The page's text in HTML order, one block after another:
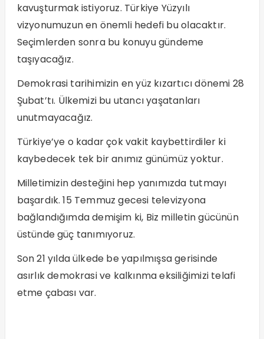
kavuşturmak istiyoruz. Türkiye Yüzyılı
vizyonumuzun en önemli hedefi bu olacaktır.
Seçimlerden sonra bu konuyu gündeme
taşıyacağız.
Demokrasi tarihimizin en yüz kızartıcı dönemi 28
Şubat’tı. Ülkemizi bu utancı yaşatanları
unutmayacağız.
Türkiye’ye o kadar çok vakit kaybettirdiler ki
kaybedecek tek bir anımız günümüz yoktur.
Milletimizin desteğini hep yanımızda tutmayı
başardık. 15 Temmuz gecesi televizyona
bağlandığımda demişim ki, Biz milletin gücünün
üstünde güç tanımıyoruz.
Son 21 yılda ülkede be yapılmışsa gerisinde
asırlık demokrasi ve kalkınma eksiliğimizi telafi
etme çabası var.